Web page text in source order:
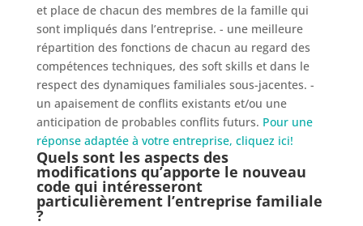
et place de chacun des membres de la famille qui
sont impliqués dans l’entreprise. - une meilleure
répartition des fonctions de chacun au regard des
compétences techniques, des soft skills et dans le
respect des dynamiques familiales sous-jacentes. -
un apaisement de conflits existants et/ou une
anticipation de probables conflits futurs. Pour une
réponse adaptée à votre entreprise, cliquez ici!
Quels sont les aspects des
modifications qu’apporte le nouveau
code qui intéresseront
particulièrement l’entreprise familiale
?